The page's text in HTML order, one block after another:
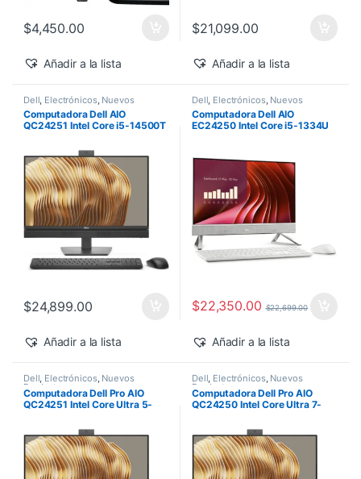
$4,450.00
Añadir a la lista
$21,099.00
Añadir a la lista
Dell Electrónicos, Nuevos
Productos
Computadora Dell AIO
QC24251 Intel Core i5-14500T
Windows 11 Pro
$24,899.00
Añadir a la lista
Dell Electrónicos, Nuevos
Productos
Computadora Dell AIO
EC24250 Intel Core i5-1334U
$22,350.00 $22,699.00
Añadir a la lista
Dell, Electrónicos, Nuevos
Productos
Computadora Dell Pro AIO
QC24251 Intel Core Ultra 5-
Windows 11 Pro
Dell, Electrónicos, Nuevos
Productos
Computadora Dell Pro AIO
QC24250 Intel Core Ultra 7-
Windows 11 Pro